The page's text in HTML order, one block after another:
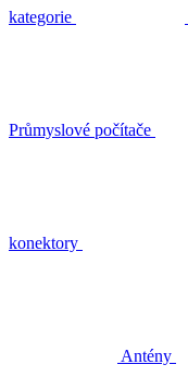
kategorie
Průmyslové počítače
konektory
Antény